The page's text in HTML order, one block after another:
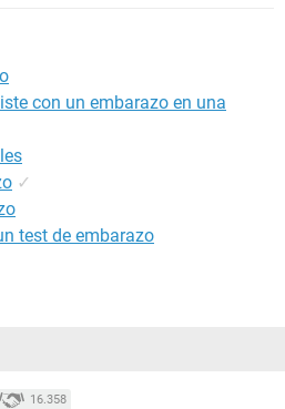
con un embarazo en una
✓
test de embarazo
16.358